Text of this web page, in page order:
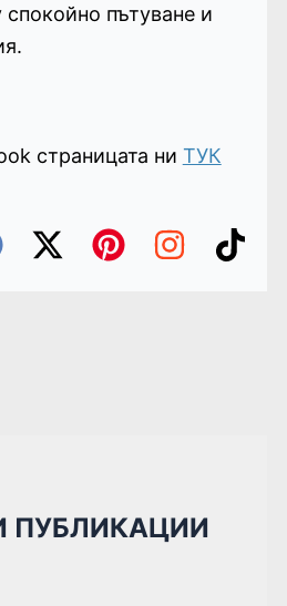
пътуване и
страницата ни ТУК
ПУБЛИКАЦИИ